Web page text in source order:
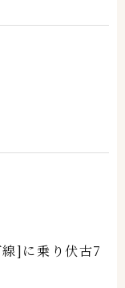
]に乗り伏古7